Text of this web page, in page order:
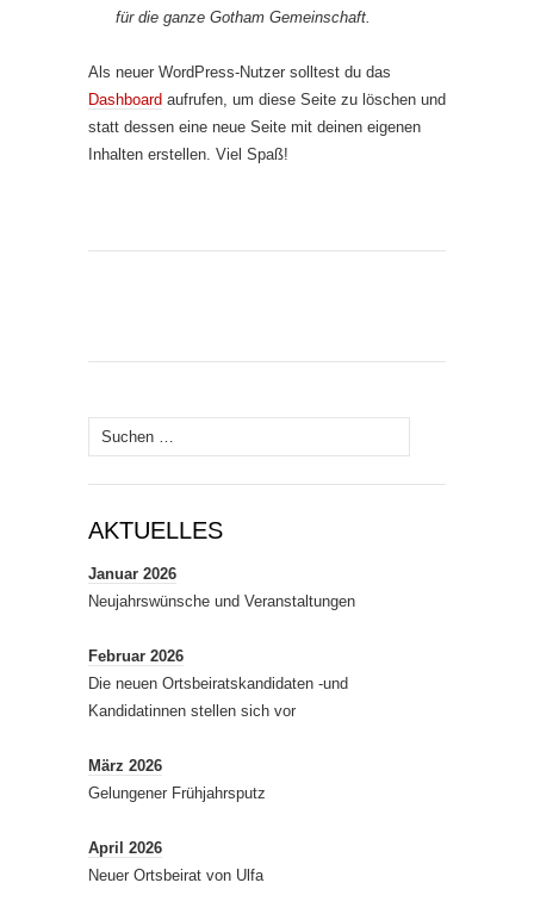
für die ganze Gotham Gemeinschaft.
Als neuer WordPress-Nutzer solltest du das
Dashboard aufrufen, um diese Seite zu löschen und
statt dessen eine neue Seite mit deinen eigenen
Inhalten erstellen. Viel Spaß!
Suchen
nach:
AKTUELLES
Januar 2026
Neujahrswünsche und Veranstaltungen
Februar 2026
Die neuen Ortsbeiratskandidaten -und
Kandidatinnen stellen sich vor
März 2026
Gelungener Frühjahrsputz
April 2026
Neuer Ortsbeirat von Ulfa